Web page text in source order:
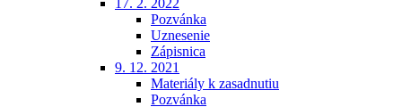
17. 2. 2022
Pozvánka
Uznesenie
Zápisnica
9. 12. 2021
Materiály k zasadnutiu
Pozvánka